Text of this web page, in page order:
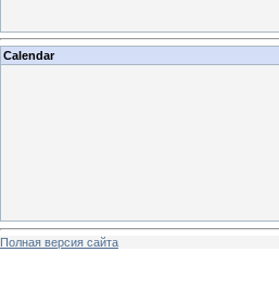
Calendar
Полная версия сайта